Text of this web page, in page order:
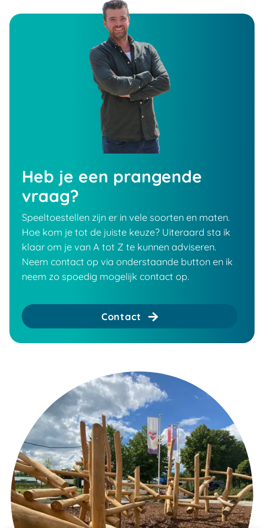
Heb je een prangende
vraag?
Speeltoestellen zijn er in vele soorten en maten.
Hoe kom je tot de juiste keuze? Uiteraard sta ik
klaar om je van A tot Z te kunnen adviseren.
Neem contact op via onderstaande button en ik
neem zo spoedig mogelijk contact op.
Contact